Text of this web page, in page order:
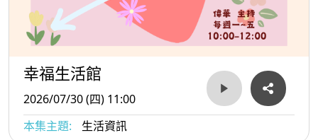
幸福生活館
2026/07/30 (四) 11:00
本集主題:
生活資訊